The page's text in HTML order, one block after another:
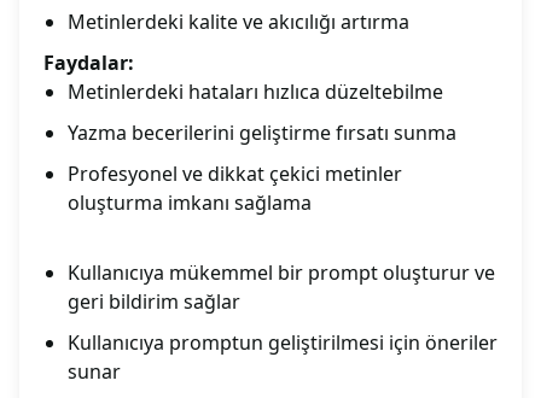
Metinlerdeki kalite ve akıcılığı artırma
Faydalar:
Metinlerdeki hataları hızlıca düzeltebilme
Yazma becerilerini geliştirme fırsatı sunma
Profesyonel ve dikkat çekici metinler
oluşturma imkanı sağlama
Kullanıcıya mükemmel bir prompt oluşturur ve
geri bildirim sağlar
Kullanıcıya promptun geliştirilmesi için öneriler
sunar